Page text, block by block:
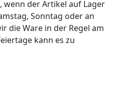
wenn der Artikel auf Lager
Sonntag oder an
die Ware in der Regel am
kann es zu